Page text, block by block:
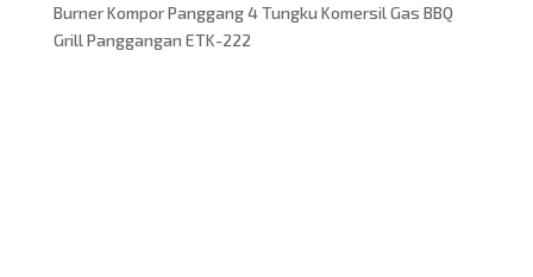
Burner Kompor Panggang 4 Tungku Komersil Gas BBQ
Grill Panggangan ETK-222